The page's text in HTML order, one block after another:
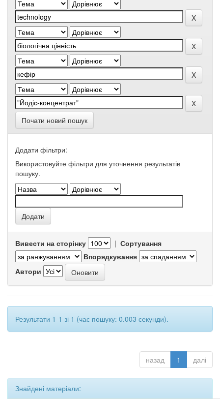
Почати новий пошук
Додати фільтри:
Використовуйте фільтри для уточнення результатів
пошуку.
Вивести на сторінку | Сортування
Впорядкування
Автори
Результати 1-1 зі 1 (час пошуку: 0.003 секунди).
назад 1 далі
Знайдені матеріали: